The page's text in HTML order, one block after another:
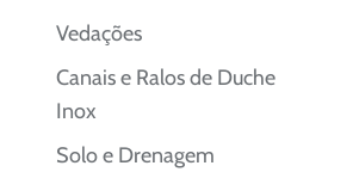
Vedações
Canais e Ralos de Duche
Inox
Solo e Drenagem